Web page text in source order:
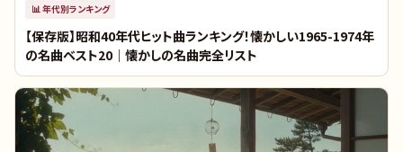
📊 年代別ランキング
【保存版】昭和40年代ヒット曲ランキング！懐かしい1965-1974年
の名曲ベスト20｜懐かしの名曲完全リスト